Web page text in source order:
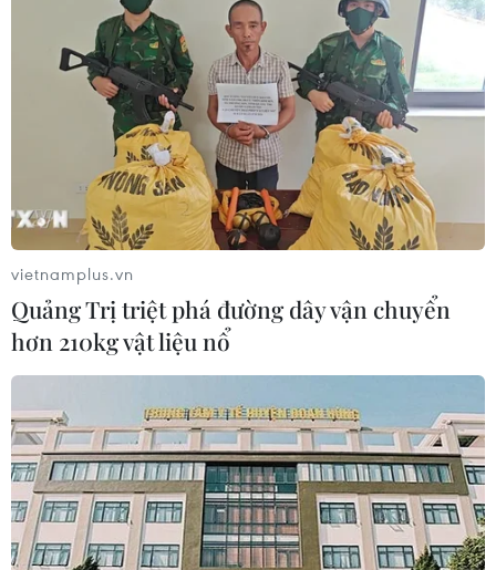
vietnamplus.vn
Quảng Trị triệt phá đường dây vận chuyển
hơn 210kg vật liệu nổ